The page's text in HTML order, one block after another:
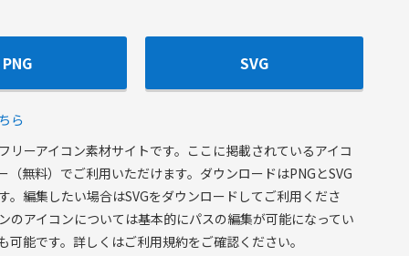
PNG
SVG
ら
リーアイコン素材サイトです。ここに掲載されているアイコ
（無料）でご利用いただけます。ダウンロードはPNGとSVG
。編集したい場合はSVGをダウンロードしてご利用くださ
のアイコンについては基本的にパスの編集が可能になってい
可能です。詳しくはご利用規約をご確認ください。